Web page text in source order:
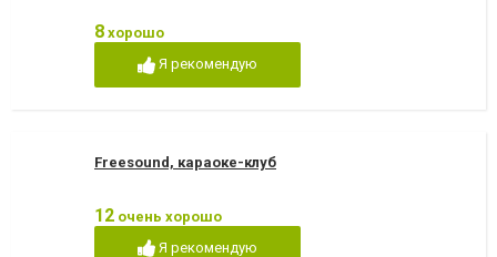
8 хорошо
Я рекомендую
Freesound, караоке-клуб
12 очень хорошо
Я рекомендую